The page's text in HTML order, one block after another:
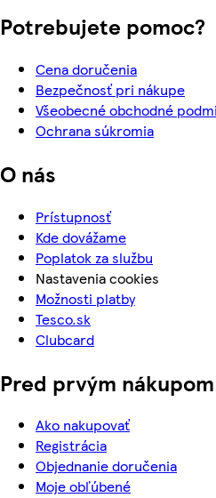
Potrebujete pomoc?
Cena doručenia
Bezpečnosť pri nákupe
Všeobecné obchodné
Ochrana súkromia
O nás
Prístupnosť
Kde dovážame
Poplatok za službu
Nastavenia cookies
Možnosti platby
Tesco.sk
Clubcard
Pred prvým nákupom
Ako nakupovať
Registrácia
Objednanie doručenia
Moje obľúbené